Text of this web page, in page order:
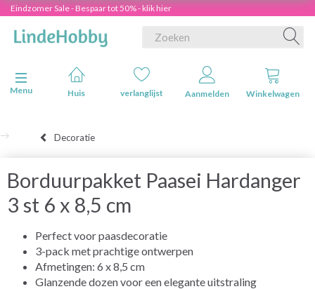
Eindzomer Sale - Bespaar tot 50% - klik hier
Navigatie in-/uitschakelen
Menu
Huis verlanglijst Aanmelden Winkelwagen
Decoratie
Borduurpakket Paasei Hardanger
3 st 6 x 8,5 cm
Perfect voor paasdecoratie
3-pack met prachtige ontwerpen
Afmetingen: 6 x 8,5 cm
Glanzende dozen voor een elegante uitstraling